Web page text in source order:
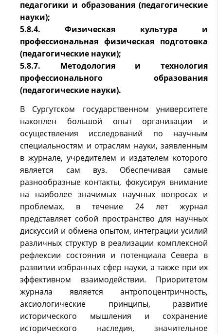
педагогики и образования (педагогические
науки);
5.8.4. Физическая культура и
профессиональная физическая подготовка
(педагогические науки);
5.8.7. Методология и технология
профессионального образования
(педагогические науки).
В Сургутском государственном университете
накоплен большой опыт организации и
осуществления исследований по научным
специальностям и отраслям науки, заявленным
в журнале, учредителем и издателем которого
является сам вуз. Обеспечивая самые
разнообразные контакты, фокусируя внимание
на наиболее значимых научных вопросах и
проблемах, в течение 24 лет журнал
представляет собой пространство для научных
дискуссий и обмена опытом, интеграции усилий
различных структур в реализации комплексной
рефлексии состояния и потенциала Севера в
развитии избранных сфер науки, а также при их
эффективном взаимодействии. Приоритетом
журнала является антропоцентричность,
аксиологические принципы, развитие
исторического мышления и сохранение
исторического наследия, значительное